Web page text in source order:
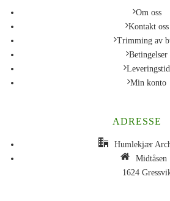
Om oss
Kontakt oss
Trimming av
Betingelser
Leveringstid
Min konto
ADRESSE
Humlekjær
Midtåsen
1624